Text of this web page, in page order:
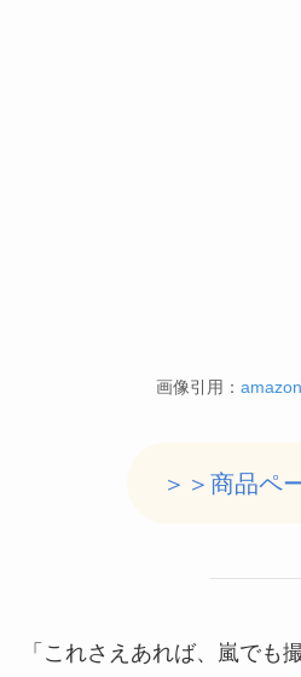
画像引用：
＞＞商品ペ
「これさえあれば、嵐でも